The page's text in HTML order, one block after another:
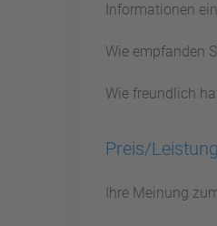
Informationen
Wie empfanden
Wie freundlich
Preis/Leistung
Ihre Meinung